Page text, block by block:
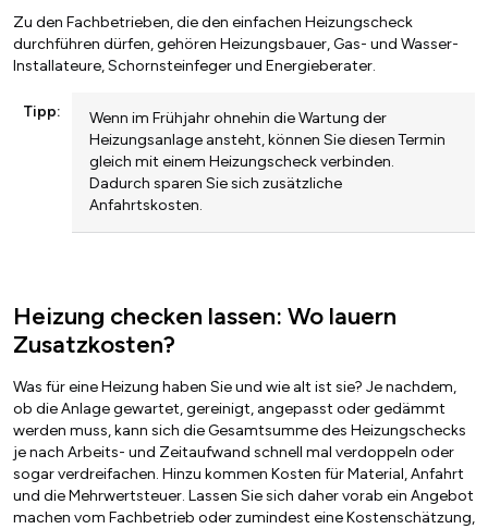
Zu den Fachbetrieben, die den einfachen Heizungscheck
durchführen dürfen, gehören Heizungsbauer, Gas- und Wasser-
Installateure, Schornsteinfeger und Energieberater.
Tipp:
Wenn im Frühjahr ohnehin die Wartung der
Heizungsanlage ansteht, können Sie diesen Termin
gleich mit einem Heizungscheck verbinden.
Dadurch sparen Sie sich zusätzliche
Anfahrtskosten.
Heizung checken lassen: Wo lauern
Zusatzkosten?
Was für eine Heizung haben Sie und wie alt ist sie? Je nachdem,
ob die Anlage gewartet, gereinigt, angepasst oder gedämmt
werden muss, kann sich die Gesamtsumme des Heizungschecks
je nach Arbeits- und Zeitaufwand schnell mal verdoppeln oder
sogar verdreifachen. Hinzu kommen Kosten für Material, Anfahrt
und die Mehrwertsteuer. Lassen Sie sich daher vorab ein Angebot
machen vom Fachbetrieb oder zumindest eine Kostenschätzung,